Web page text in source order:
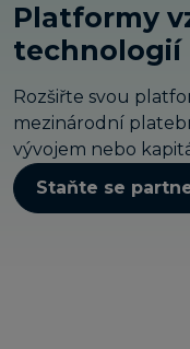
Platformy
technologií
Rozšiřte svou
mezinárodní
vývojem nebo
Staňte se